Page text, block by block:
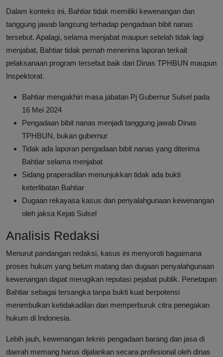
Dalam konteks ini, Bahtiar tidak memiliki kewenangan dan
tanggung jawab langsung terhadap pengadaan bibit nanas
tersebut. Apalagi, selama menjabat maupun setelah tidak lagi
menjabat, Bahtiar tidak pernah menerima laporan terkait
pelaksanaan program tersebut baik dari Dinas TPHBUN maupun
Inspektorat.
Bahtiar mengakhiri masa jabatan Pj Gubernur Sulsel pada
16 Mei 2024
Pengadaan bibit nanas menjadi tanggung jawab Dinas
TPHBUN, bukan gubernur
Tidak ada laporan pengadaan bibit nanas yang diterima
Bahtiar selama menjabat
Sidang praperadilan menunjukkan tidak ada bukti
keterlibatan Bahtiar
Dugaan rekayasa kasus dan penyalahgunaan kewenangan
oleh jaksa Kejati Sulsel
Analisis Redaksi
Menurut pandangan redaksi, kasus ini menyoroti bagaimana
proses hukum yang belum matang dan dugaan penyalahgunaan
kewenangan dapat merugikan reputasi pejabat publik. Penetapan
Bahtiar sebagai tersangka tanpa bukti kuat berpotensi
menimbulkan ketidakadilan dan memperburuk citra penegakan
hukum di Indonesia.
Lebih jauh, kewenangan teknis pengadaan barang dan jasa di
daerah memang harus dijalankan secara profesional oleh dinas